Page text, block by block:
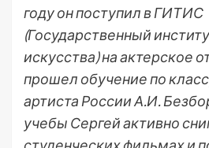
году он поступил в ГИТИС
(Государственный
искусства) на актерское
прошел обучение по
артиста России А.И.
учебы Сергей активно